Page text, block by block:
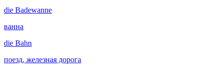
die Badewanne
ванна
die Bahn
поезд, железная дорога